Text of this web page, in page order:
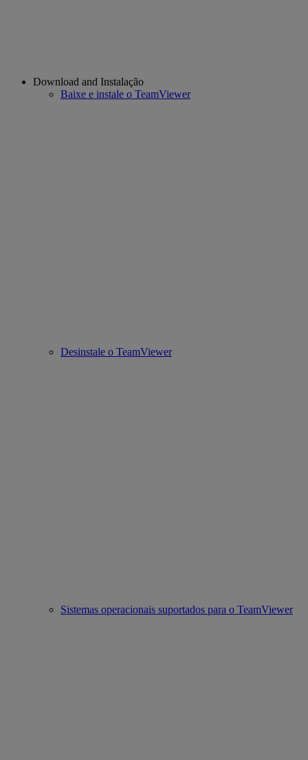
Download and Instalação
Baixe e instale o TeamViewer
Desinstale o TeamViewer
Sistemas operacionais suportados para o TeamViewer